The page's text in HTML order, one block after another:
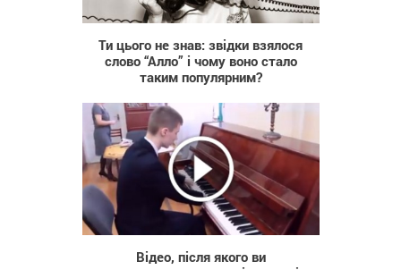
222
Ти цього не знав: звідки взялося
слово “Алло” і чому воно стало
таким популярним?
580
Відео, після якого ви